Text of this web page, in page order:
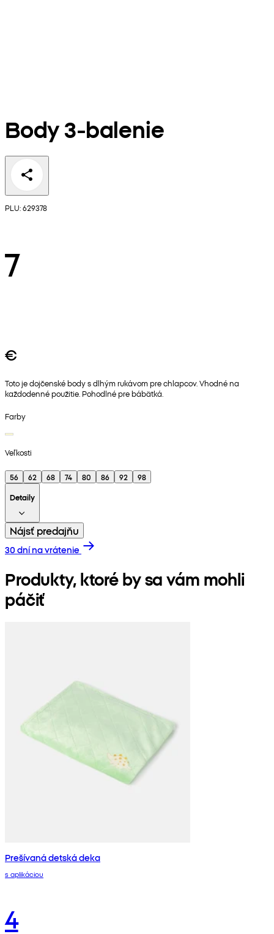
Body 3-balenie
PLU: 629378
7
€
Toto je dojčenské body s dlhým rukávom pre chlapcov. Vhodné na
každodenné použitie. Pohodlné pre bábätká.
Farby
Veľkosti
56 62 68 74 80 86 92
98
Detaily
Nájsť predajňu
30 dní na vrátenie
Produkty, ktoré by sa vám mohli
páčiť
Prešívaná detská deka
s aplikáciou
4